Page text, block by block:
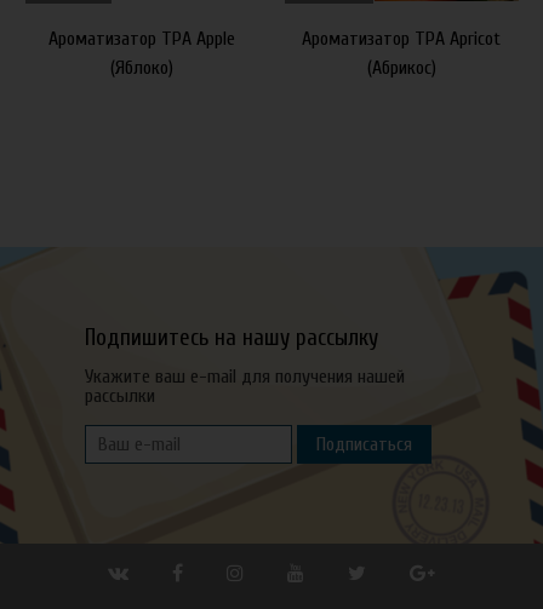
Ароматизатор TPA Apple
(Яблоко)
Ароматизатор TPA Apricot
(Абрикос)
Подпишитесь на нашу рассылку
Укажите ваш e-mail для получения нашей
рассылки
Подписаться